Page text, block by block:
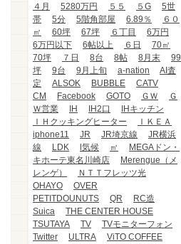
４月
5280万円 ５５ ５G
5世
帯
5分 5階角部屋 6.89％
６０
㎡
60坪 67坪 ６丁目
6万円
6万円以下
6帖以上 ６日
70㎡
70坪
７日 8台 8帖 8月末
99
坪
9台 9月上旬 a-nation
AI査
定
ALSOK BUBBLE
CATV
CM
Facebook GOTO ＧＷ
Ｇ
Ｗ営業
IH IH2口
IHキッチン
ＩＨクッキングヒーター
ＩＫＥＡ
iphone11
JR JR埼京線
JR横浜
線
LDK l気候 ㎡
MEGAドン・
キホーテ東名川崎店
Merengue（メ
レンゲ）
ＮＴＴフレッツ光
OHAYO
OVER
PETITDOUNUTS
QR
RC造
Suica
THE CENTER HOUSE
TSUTAYA
TV
TVモニターフォン
Twitter
ULTRA
ViTO COFFEE